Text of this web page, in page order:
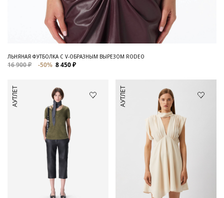
ЛЬНЯНАЯ ФУТБОЛКА C V-ОБРАЗНЫМ ВЫРЕЗОМ RODEO
16 900 ₽ -50% 8 450 ₽
АУТЛЕТ АУТЛЕТ